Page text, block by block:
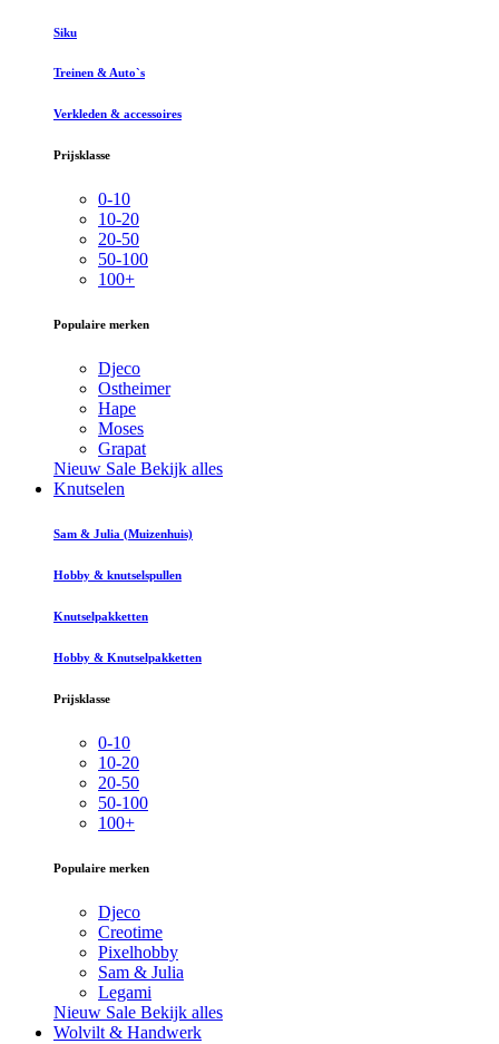
Siku
Treinen & Auto`s
Verkleden & accessoires
Prijsklasse
0-10
10-20
20-50
50-100
100+
Populaire merken
Djeco
Ostheimer
Hape
Moses
Grapat
Nieuw Sale Bekijk alles
Knutselen
Sam & Julia (Muizenhuis)
Hobby & knutselspullen
Knutselpakketten
Hobby & Knutselpakketten
Prijsklasse
0-10
10-20
20-50
50-100
100+
Populaire merken
Djeco
Creotime
Pixelhobby
Sam & Julia
Legami
Nieuw Sale Bekijk alles
Wolvilt & Handwerk